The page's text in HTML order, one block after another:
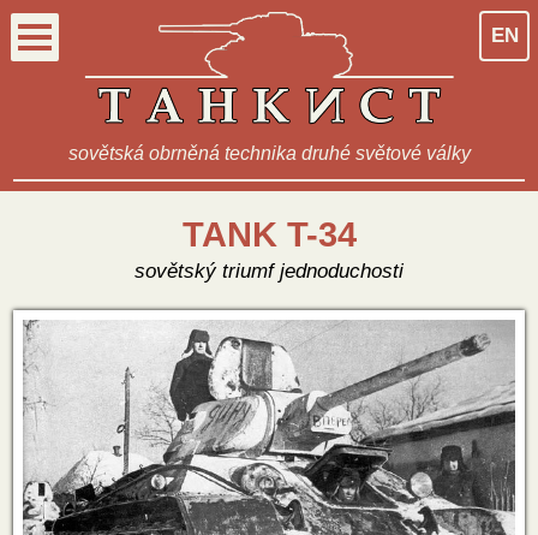
EN
sovětská obrněná technika druhé světové války
TANK T-34
sovětský triumf jednoduchosti